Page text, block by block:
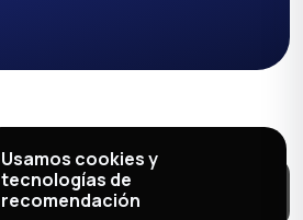
Usamos cookies y
tecnologías de
recomendación